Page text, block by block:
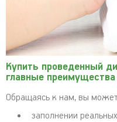
Купить проведенный
главные
Обращаясь к нам, вы
заполнении